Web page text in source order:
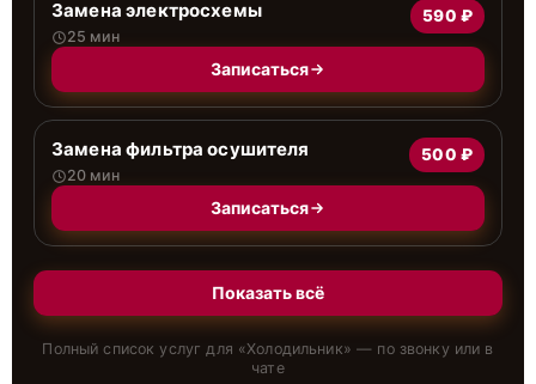
Замена электросхемы
25 мин
590 ₽
Записаться
Замена фильтра осушителя
20 мин
500 ₽
Записаться
Показать всё
Полный список услуг для «Холодильник» — по звонку или в
чате